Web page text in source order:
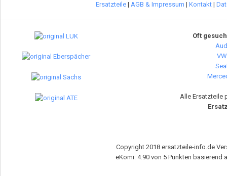
Ersatzteile| AGB & Impressum | Kontakt|
Oft
Alle Ersatzteile
Copyright 2018 ersatzteile-info.de
eKomi: 4.90 von 5 Punkten basierend